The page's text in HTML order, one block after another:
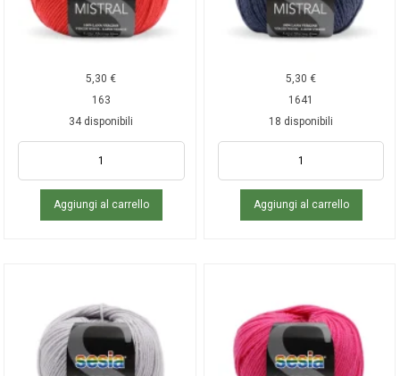
5,30€
163
34 disponibili
Aggiungi al carrello
5,30€
1641
18 disponibili
Aggiungi al carrello